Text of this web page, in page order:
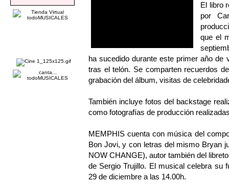
El libro
por
que el
ha sucedido durante este primer año de
tras el telón. Se comparten recuerdos
grabación del álbum, visitas de
También incluye fotos del backstage
como fotografías de producción
MEMPHIS cuenta con música del
Bon Jovi, y con letras del mismo Bryan
NOW CHANGE), autor también del
de Sergio Trujillo. El musical celebra su
29 de diciembre a las 14.00h.